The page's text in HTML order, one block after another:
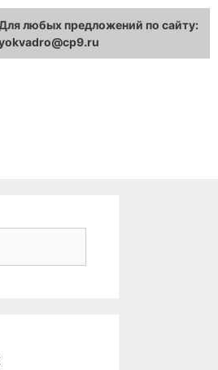
любых предложений по сайту: